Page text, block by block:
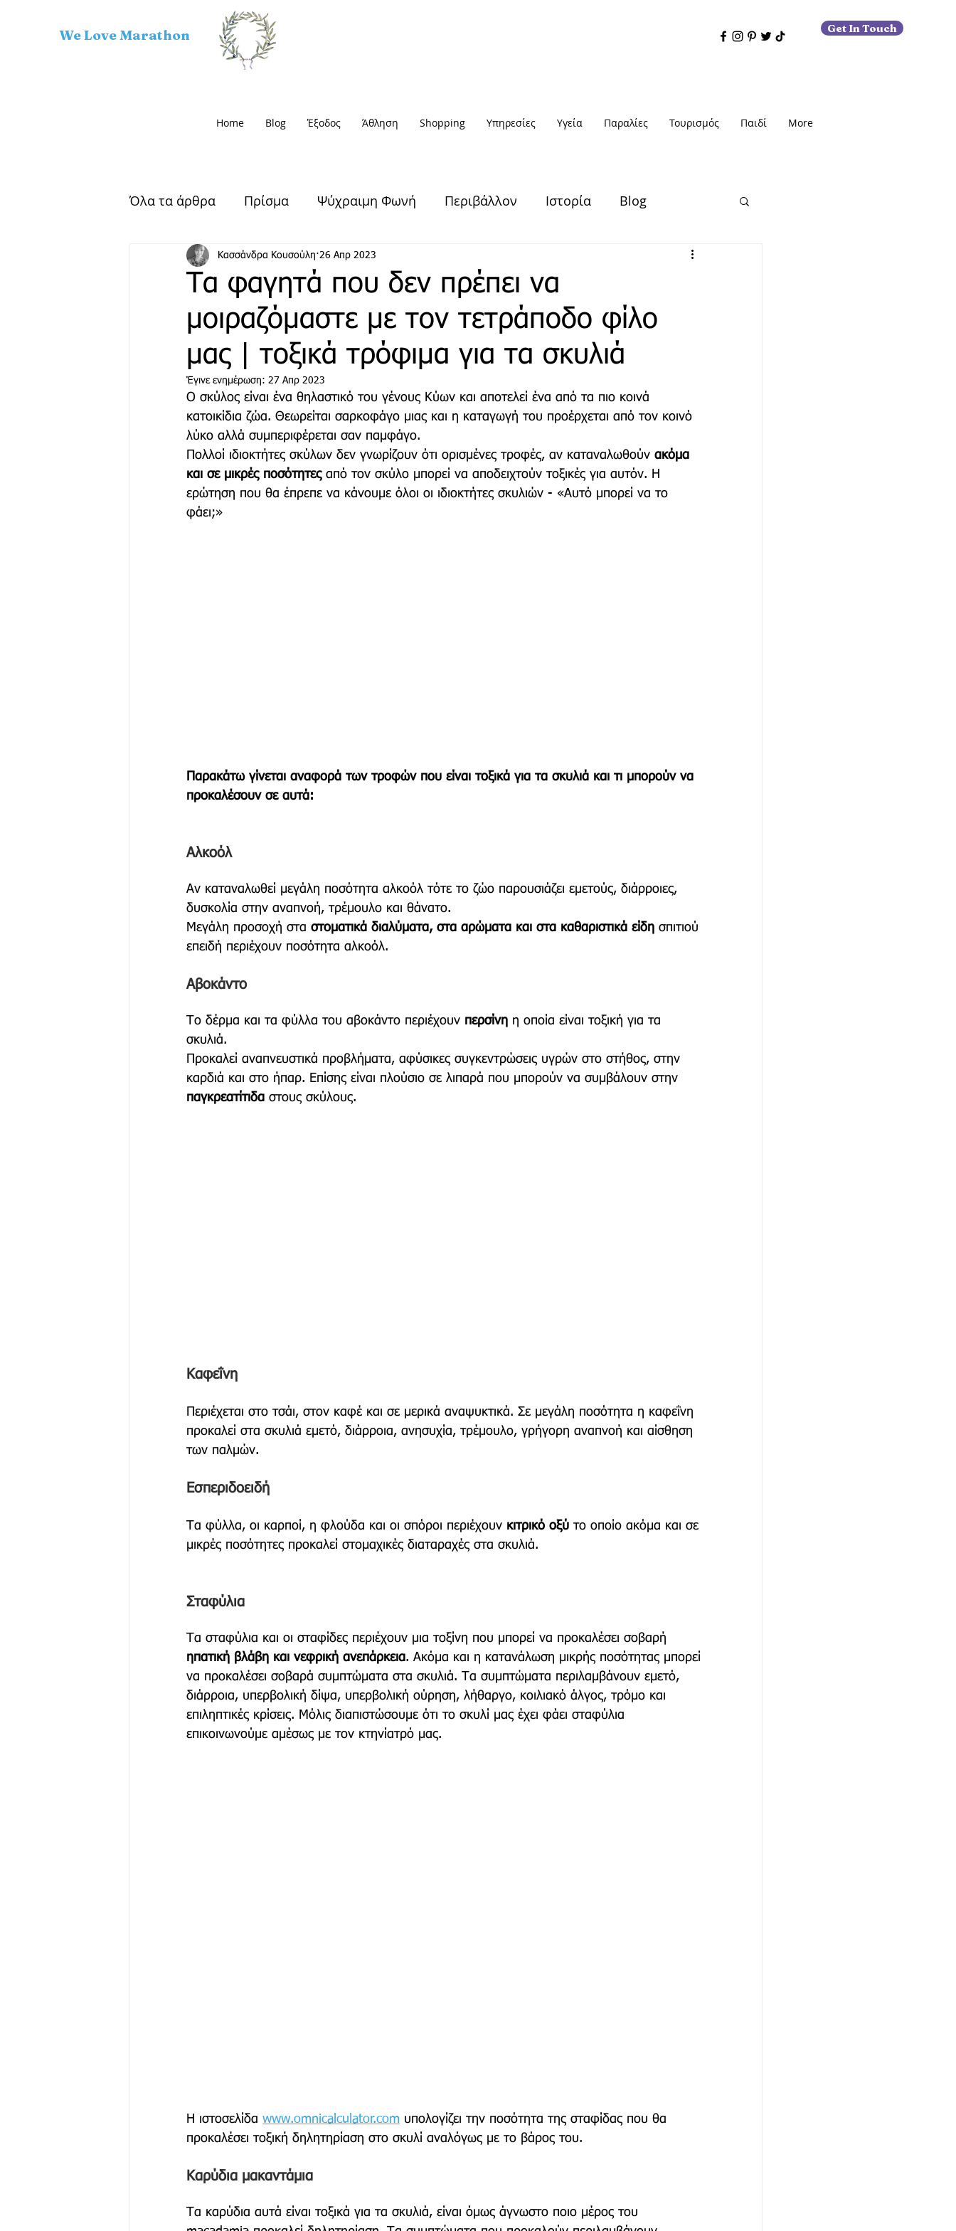
We Love Marathon Get In Touch
Home Blog Έξοδος Άθληση Shopping Υπηρεσίες Υγεία Παραλίες Τουρισμός Παιδί More
Όλα τα άρθρα Πρίσμα Ψύχραιμη Φωνή Περιβάλλον Ιστορία Blog
Αρχαίος Μαραθώνας Υγεία & Ευεξία
Μαραθώνιος Δρόμος Έξοδος Πρόσωπα Αφηγήσεις Νέα / Ειδήσεις
Μόδα & Ομορφιά Θέατρο
Δράσεις Χορηγός Επικοινωνίας Μαραθώνια Μονοπάτια
Τα φαγητά που δεν πρέπει να
μοιραζόμαστε με τον τετράποδο φίλο
μας | τοξικά τρόφιμα για τα σκυλιά
Κασσάνδρα Κουσούλη 26 Απρ 2023
Έγινε ενημέρωση: 27 Απρ 2023
Ο σκύλος είναι ένα θηλαστικό του γένους Κύων και αποτελεί ένα από τα πιο κοινά
κατοικίδια ζώα. Θεωρείται σαρκοφάγο μιας και η καταγωγή του προέρχεται από τον κοινό
λύκο αλλά συμπεριφέρεται σαν παμφάγο.
Πολλοί ιδιοκτήτες σκύλων δεν γνωρίζουν ότι ορισμένες τροφές, αν καταναλωθούν ακόμα
και σε μικρές ποσότητες από τον σκύλο μπορεί να αποδειχτούν τοξικές για αυτόν. Η
ερώτηση που θα έπρεπε να κάνουμε όλοι οι ιδιοκτήτες σκυλιών - «Αυτό μπορεί να το
φάει;»
Παρακάτω γίνεται αναφορά των τροφών που είναι τοξικά για τα σκυλιά και τι μπορούν να
προκαλέσουν σε αυτά:
Αλκοόλ
Αν καταναλωθεί μεγάλη ποσότητα αλκοόλ τότε το ζώο παρουσιάζει εμετούς, διάρροιες,
δυσκολία στην αναπνοή, τρέμουλο και θάνατο.
Μεγάλη προσοχή στα στοματικά διαλύματα, στα αρώματα και στα καθαριστικά είδη σπιτιού
επειδή περιέχουν ποσότητα αλκοόλ.
Αβοκάντο
Το δέρμα και τα φύλλα του αβοκάντο περιέχουν περσίνη η οποία είναι τοξική για τα
σκυλιά.
Προκαλεί αναπνευστικά προβλήματα, αφύσικες συγκεντρώσεις υγρών στο στήθος, στην
καρδιά και στο ήπαρ. Επίσης είναι πλούσιο σε λιπαρά που μπορούν να συμβάλουν στην
παγκρεατίτιδα στους σκύλους.
Καφεΐνη
Περιέχεται στο τσάι, στον καφέ και σε μερικά αναψυκτικά. Σε μεγάλη ποσότητα η καφεΐνη
προκαλεί στα σκυλιά εμετό, διάρροια, ανησυχία, τρέμουλο, γρήγορη αναπνοή και αίσθηση
των παλμών.
Εσπεριδοειδή
Τα φύλλα, οι καρποί, η φλούδα και οι σπόροι περιέχουν κιτρικό οξύ το οποίο ακόμα και σε
μικρές ποσότητες προκαλεί στομαχικές διαταραχές στα σκυλιά.
Σταφύλια
Τα σταφύλια και οι σταφίδες περιέχουν μια τοξίνη που μπορεί να προκαλέσει σοβαρή
ηπατική βλάβη και νεφρική ανεπάρκεια. Ακόμα και η κατανάλωση μικρής ποσότητας μπορεί
να προκαλέσει σοβαρά συμπτώματα στα σκυλιά. Τα συμπτώματα περιλαμβάνουν εμετό,
διάρροια, υπερβολική δίψα, υπερβολική ούρηση, λήθαργο, κοιλιακό άλγος, τρόμο και
επιληπτικές κρίσεις. Μόλις διαπιστώσουμε ότι το σκυλί μας έχει φάει σταφύλια
επικοινωνούμε αμέσως με τον κτηνίατρό μας.
Η ιστοσελίδα www.omnicalculator.com υπολογίζει την ποσότητα της σταφίδας που θα
προκαλέσει τοξική δηλητηρίαση στο σκυλί αναλόγως με το βάρος του.
Καρύδια μακαντάμια
Τα καρύδια αυτά είναι τοξικά για τα σκυλιά, είναι όμως άγνωστο ποιο μέρος του